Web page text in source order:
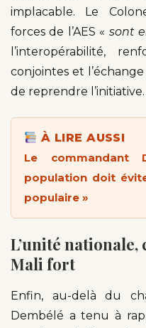
implacable. Le
forces de l’AES « sont
l’interopérabilité,
conjointes et
de reprendre l’initiative.
À LIRE AUSSI
Le
population doit
populaire »
L’unité nationale,
Mali fort
Enfin, au-delà du
Dembélé a tenu à